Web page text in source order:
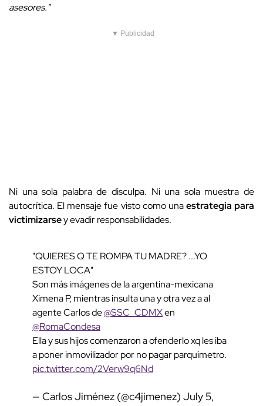
asesores."
▼ Publicidad
Ni una sola palabra de disculpa. Ni una sola muestra de
autocrítica. El mensaje fue visto como unaestrategia para
victimizarsey evadir responsabilidades.
"QUIERES Q TE ROMPA TU MADRE? ...YO
ESTOY LOCA"
Son más imágenes de la argentina-mexicana
Ximena P, mientras insulta una y otra vez a al
agente Carlos de@SSC_CDMXen
@RomaCondesa
Ella y sus hijos comenzaron a ofenderlo xq les iba
a poner inmovilizador por no pagar parquímetro.
pic.twitter.com/2Verw9q6Nd
— Carlos Jiménez (@c4jimenez) July 5,